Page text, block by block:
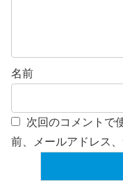
名前
次回のコメントで
前、メールアドレス